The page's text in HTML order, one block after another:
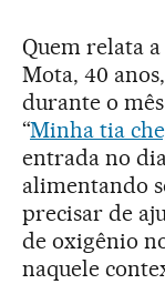
Quem relata
Mota, 40
durante o
“Minha tia
entrada no
alimentando
precisar de
de oxigênio
naquele